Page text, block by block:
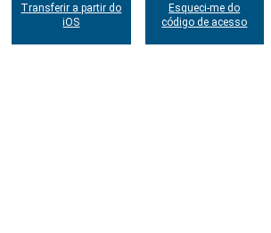
Transferir a partir do
iOS
Esqueci-me do
código de acesso